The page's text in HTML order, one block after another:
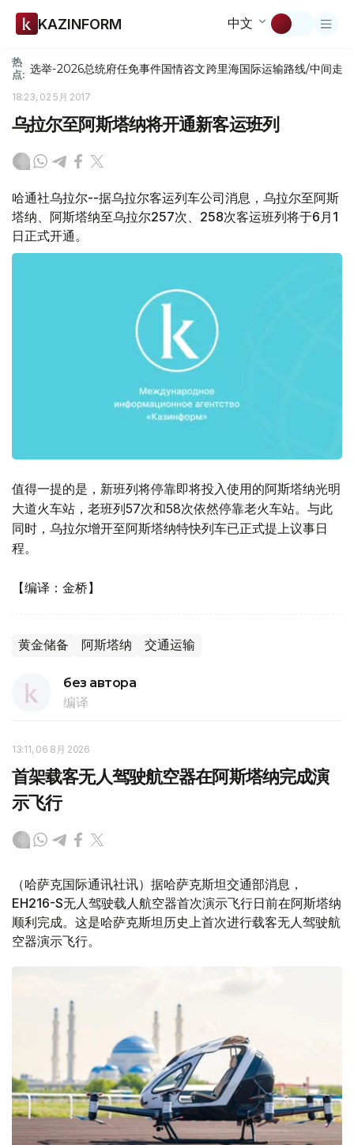
KAZINFORM 中文
热
点: 选举-2026总统府任免事件国情咨文跨里海国际运输路线/中间走廊
18:23, 02 5月 2017
乌拉尔至阿斯塔纳将开通新客运班列
哈通社乌拉尔--据乌拉尔客运列车公司消息，乌拉尔至阿斯
塔纳、阿斯塔纳至乌拉尔257次、258次客运班列将于6月1
日正式开通。
值得一提的是，新班列将停靠即将投入使用的阿斯塔纳光明
大道火车站，老班列57次和58次依然停靠老火车站。与此
同时，乌拉尔增开至阿斯塔纳特快列车已正式提上议事日
程。
【编译：金桥】
黄金储备 阿斯塔纳 交通运输
без автора
编译
13:11, 06 8月 2026
首架载客无人驾驶航空器在阿斯塔纳完成演
示飞行
（哈萨克国际通讯社讯）据哈萨克斯坦交通部消息，
EH216-S无人驾驶载人航空器首次演示飞行日前在阿斯塔纳
顺利完成。这是哈萨克斯坦历史上首次进行载客无人驾驶航
空器演示飞行。